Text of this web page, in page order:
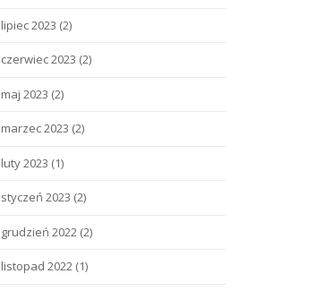
lipiec 2023 (2)
czerwiec 2023 (2)
maj 2023 (2)
marzec 2023 (2)
luty 2023 (1)
styczeń 2023 (2)
grudzień 2022 (2)
listopad 2022 (1)